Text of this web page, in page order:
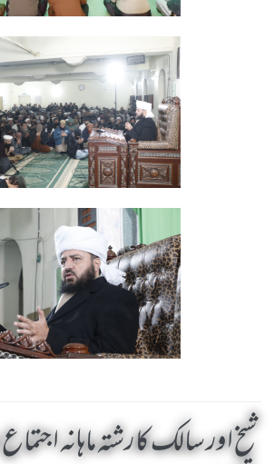
شیخ اور سالک کا رشتہ ماہانہ